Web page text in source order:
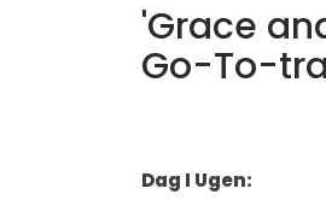
'Grace
Go-To-
Dag I Ugen: